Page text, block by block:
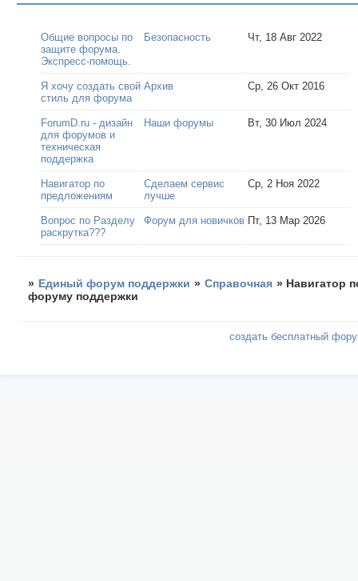
Общие вопросы по
защите форума.
Экспресс-помощь.
Безопасность Чт, 18 Авг 2022
Я хочу создать свой
стиль для форума
Архив Ср, 26 Окт 2016
ForumD.ru - дизайн
для форумов и
техническая
поддержка
Наши форумы Вт, 30 Июл 2024
Навигатор по
предложениям
Сделаем сервис
лучше
Ср, 2 Ноя 2022
Вопрос по Разделу
раскрутка???
Форум для новичков Пт, 13 Мар 2026
» Единый форум поддержки » Справочная » Навигатор
форуму поддержки
создать бесплатный